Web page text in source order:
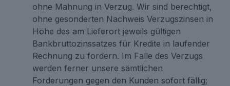
ohne Mahnung in Verzug. Wir sind berechtigt,
ohne gesonderten Nachweis Verzugszinsen in
Höhe des am Lieferort jeweils gültigen
Bankbruttozinssatzes für Kredite in laufender
Rechnung zu fordern. Im Falle des Verzugs
werden ferner unsere sämtlichen
Forderungen gegen den Kunden sofort fällig;